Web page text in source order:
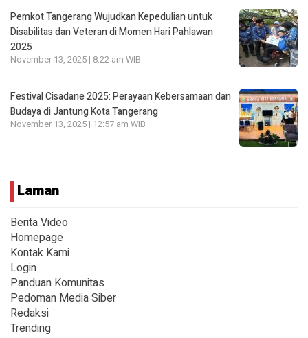
Pemkot Tangerang Wujudkan Kepedulian untuk
Disabilitas dan Veteran di Momen Hari Pahlawan
2025
November 13, 2025 | 8:22 am WIB
Festival Cisadane 2025: Perayaan Kebersamaan dan
Budaya di Jantung Kota Tangerang
November 13, 2025 | 12:57 am WIB
Laman
Berita Video
Homepage
Kontak Kami
Login
Panduan Komunitas
Pedoman Media Siber
Redaksi
Trending